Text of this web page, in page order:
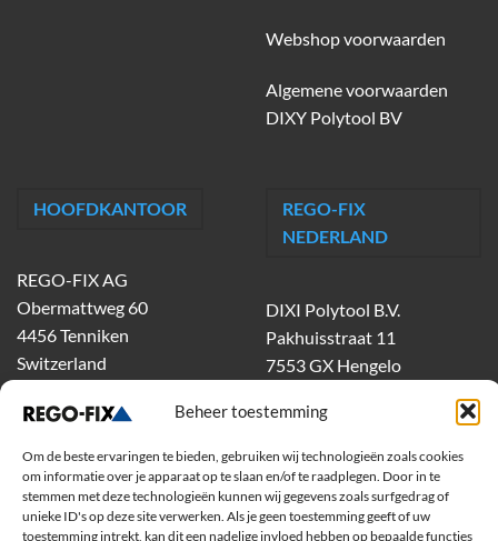
Beheer toestemming
Om de beste ervaringen te bieden, gebruiken wij technologieën zoals cookies
om informatie over je apparaat op te slaan en/of te raadplegen. Door in te
stemmen met deze technologieën kunnen wij gegevens zoals surfgedrag of
unieke ID's op deze site verwerken. Als je geen toestemming geeft of uw
toestemming intrekt, kan dit een nadelige invloed hebben op bepaalde functies
Webshop voorwaarden
Algemene voorwaarden
DIXY Polytool BV
HOOFDKANTOOR
REGO-FIX AG
Obermattweg 60
4456 Tenniken
Switzerland
REGO-FIX
NEDERLAND
DIXI Polytool B.V.
Pakhuisstraat 11
7553 GX Hengelo
dixiholland@dixi.com
www.dixipolytool.com
Volg ons op Youtube